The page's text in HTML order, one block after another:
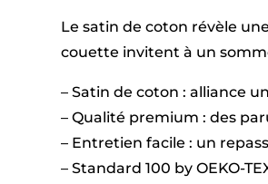
Le satin de coton révèle
couette invitent à un
– Satin de coton : alliance
– Qualité premium : des
– Entretien facile : un
– Standard 100 by OEKO-